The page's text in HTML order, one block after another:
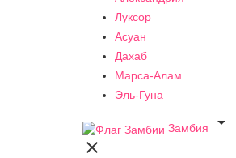
Луксор
Асуан
Дахаб
Марса-Алам
Эль-Гуна
Замбия

